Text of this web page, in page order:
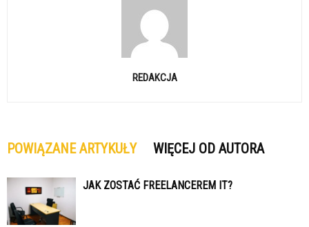
REDAKCJA
POWIĄZANE ARTYKUŁY WIĘCEJ OD AUTORA
JAK ZOSTAĆ FREELANCEREM IT?